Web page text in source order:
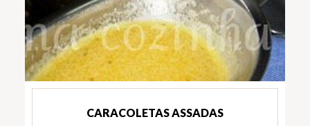
CARACOLETAS ASSADAS